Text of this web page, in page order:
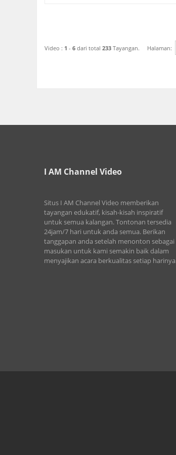
Video : 1 - 6 dari total 233 Tayangan. Halaman:
I AM Channel Video
Situs I AM Channel Video memberikan
tayangan edukatif, kisah-kisah inspiratif
untuk semua kalangan. Tontonan tersedia
24jam/7 hari untuk anda semua. Berikan
tanggapan anda setelah menonton sebagai
masukan untuk kami semakin baik dalam
menyajikan acara berkualitas setiap